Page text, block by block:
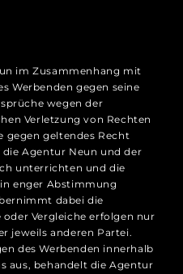
im Zusammenhang mit
Werbenden gegen seine
wegen der
Verletzung von Rechten
gegen geltendes Recht
Agentur Neun und der
unterrichten und die
enger Abstimmung
dabei die
Vergleiche erfolgen nur
jeweils anderen Partei.
des Werbenden innerhalb
aus, behandelt die Agentur